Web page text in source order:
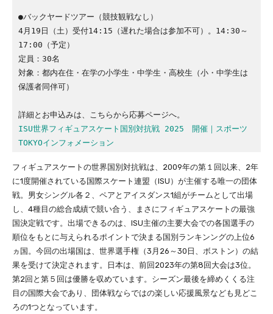
●バックヤードツアー（競技観戦なし）
4月19日（土）受付14:15（遅れた場合は参加不可）。14:30～
17:00（予定）
定員：30名
対象：都内在住・在学の小学生・中学生・高校生（小・中学生は
保護者同伴可）
詳細とお申込みは、こちらから応募ページへ。
ISU世界フィギュアスケート国別対抗戦 2025　開催｜スポーツ
TOKYOインフォメーション
フィギュアスケートの世界国別対抗戦は、2009年の第１回以来、2年
に1度開催されている国際スケート連盟（ISU）が主催する唯一の団体
戦。男女シングル各２、ペアとアイスダンス1組がチームとして出場
し、4種目の総合成績で競い合う、まさにフィギュアスケートの最強
国決定戦です。出場できるのは、ISU主催の主要大会での各国選手の
順位をもとに与えられるポイントで決まる国別ランキンングの上位6
ヵ国。今回の出場国は、世界選手権（3月26～30日、ボストン）の結
果を受けて決定されます。日本は、前回2023年の第8回大会は3位。
第2回と第５回は優勝を収めています。シーズン最後を締めくくる注
目の国際大会であり、団体戦ならではの楽しい応援風景なども見どこ
ろの1つとなっています。